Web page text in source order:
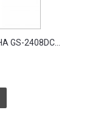
GS-2408DC...